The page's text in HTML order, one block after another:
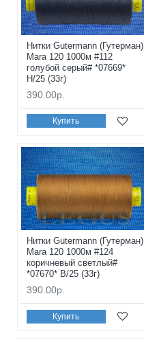
Нитки Gutermann (Гутерман)
Mara 120 1000м #112
голубой серый# *07669*
H/25 (33г)
390.00р.
Купить
Нитки Gutermann (Гутерман)
Mara 120 1000м #124
коричневый светлый#
*07670* B/25 (33г)
390.00р.
Купить